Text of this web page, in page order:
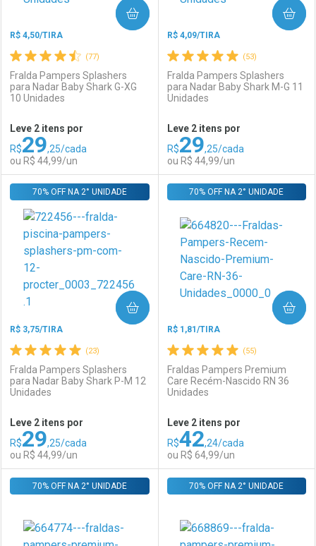
Comprar sem Desconto
Por R$ 32,99/cada
Comprar sem Desconto
Por R$ 32,99/cada
Comprar sem Desconto
Por R$ 215,99/cada
Comprar sem Desconto
Por R$ 215,99/cada
(77)
R$ 4,50/TIRA
Fralda Pampers Splashers
para Nadar Baby Shark G-XG
10 Unidades
Leve 2 itens por
R$29,25/cada
ou R$ 44,99/un
COMPRAR
FECHAR
Laboratório
Comprar sem Desconto
Por R$ 44,99/cada
FECHAR
Por Menos
Comprar sem Desconto
Por R$ 44,99/cada
(53)
R$ 4,09/TIRA
Fralda Pampers Splashers
para Nadar Baby Shark M-G 11
Unidades
Leve 2 itens por
R$29,25/cada
ou R$ 44,99/un
COMPRAR
Laboratório
Comprar sem Desconto
Por R$ 44,99/cada
Por Menos
Comprar sem Desconto
Por R$ 44,99/cada
(23)
R$ 3,75/TIRA
Fralda Pampers Splashers
para Nadar Baby Shark P-M 12
Unidades
70% OFF NA 2° UNIDADE
Leve 2 itens por
R$29,25/cada
ou R$ 44,99/un
COMPRAR
FECHAR
Laboratório
FECHAR
Por Menos
(55)
R$ 1,81/TIRA
Fraldas Pampers Premium
Care Recém-Nascido RN 36
Unidades
70% OFF NA 2° UNIDADE
Leve 2 itens por
R$42,24/cada
ou R$ 64,99/un
COMPRAR
Laboratório
Por Menos
70% OFF NA 2° UNIDADE 70% OFF NA 2° UNIDADE